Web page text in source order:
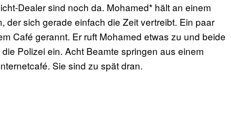
Dealer sind noch da. Mohamed* hält an einem
der sich gerade einfach die Zeit vertreibt. Ein paar
Café gerannt. Er ruft Mohamed etwas zu und beide
Polizei ein. Acht Beamte springen aus einem
Sie sind zu spät dran.